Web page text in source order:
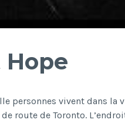
personnes vivent dans la
route de Toronto.